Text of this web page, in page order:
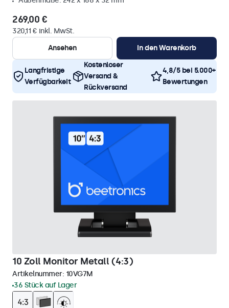
269,00 €
320,11 € inkl. MwSt.
Ansehen
In den Warenkorb
Langfristige
Verfügbarkeit
Kostenloser
Versand &
Rückversand
4,8/5 bei 5.000+
Bewertungen
10 Zoll Monitor Metall (4:3)
Artikelnummer: 10VG7M
36 Stück auf Lager